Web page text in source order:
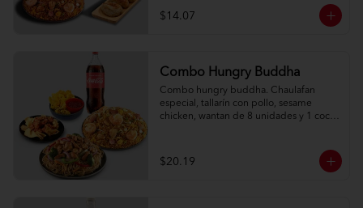
$14.07
Combo Hungry Buddha
Combo hungry buddha. Chaulafan
especial, tallarín con pollo, sesame
chicken, wantan de 8 unidades y 1 coca
$20.19